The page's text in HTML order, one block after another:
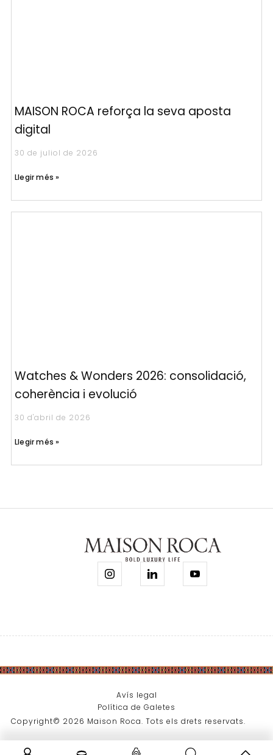
MAISON ROCA reforça la seva aposta
digital
30 de juliol de 2026
Llegir més »
Watches & Wonders 2026: consolidació,
coherència i evolució
30 d'abril de 2026
Llegir més »
Copyright© 2026 Maison Roca. Tots els drets reservats.
Avís legal
Política de Galetes